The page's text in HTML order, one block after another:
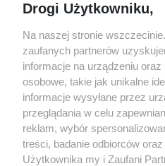
targi
Wernisaże
Więcej
Drogi Użytkowniku,
Na naszej stronie
zaufanych partnerów
informacje na urządzeniu
osobowe, takie jak unikalne
informacje wysyłane przez
przeglądania w celu
reklam, wybór
treści, badanie odbiorców
Użytkownika my i Zaufani